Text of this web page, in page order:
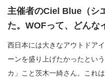
主催者のCiel Blue（シ
た。WOFって、どんな
西日本には大きなアウトドア
ーンを盛り上げたかったとい
カ」こと茨木一綺さん。これ